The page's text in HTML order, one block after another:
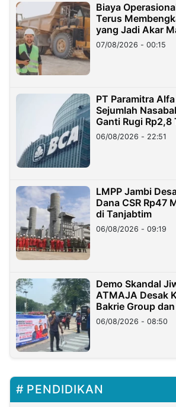
Biaya
Terus
yang Jadi Akar
07/08/2026 - 00:15
PT Paramitra
Sejumlah
Ganti Rugi Rp2,8
06/08/2026 - 22:51
LMPP Jambi
Dana CSR Rp47
di Tanjabtim
06/08/2026 - 09:19
Demo Skandal
ATMAJA Desak
Bakrie Group
06/08/2026 - 08:50
PENDIDIKAN